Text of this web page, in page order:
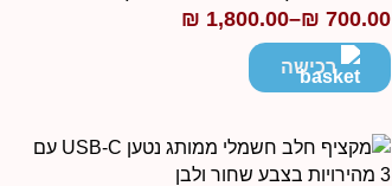
₪ 700.00
–
₪ 1,800.00
טווח
מחירים:רכישה